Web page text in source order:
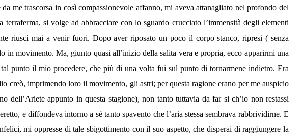
me trascorsa in così compassionevole affanno, mi aveva attanagliato nel profondo del
si volge ad abbracciare con lo sguardo crucciato l’immensità degli elementi
riuscì mai a venir fuori. Dopo aver riposato un poco il corpo stanco, ripresi ( senza
movimento. Ma, giunto quasi all’inizio della salita vera e propria, ecco apparirmi una
punto il mio procedere, che più di una volta fui sul punto di tornarmene indietro. Era
creò, imprimendo loro il movimento, gli astri; per questa ragione erano per me auspicio
appunto in questa stagione), non tanto tuttavia da far si ch’io non restassi
e diffondeva intorno a sé tanto spavento che l’aria stessa sembrava rabbrividirne. E
mi oppresse di tale sbigottimento con il suo aspetto, che disperai di raggiungere la